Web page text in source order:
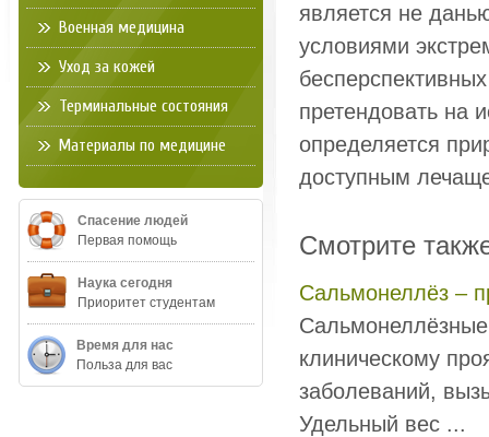
является не
условиями
претендовать на
определяется
доступным
Смотрите
Сальмонеллёз –
Сальмонеллёзные
клиническому
заболеваний,
Удельный вес ...
Военная медицина
Уход за кожей
Терминальные состояния
Материалы по медицине
Спасение людей
Первая помощь
Наука сегодня
Приоритет студентам
Время для нас
Польза для вас